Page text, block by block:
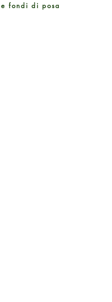
fondi di posa